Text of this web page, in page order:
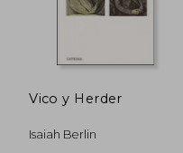
Vico y Herder
Isaiah Berlin